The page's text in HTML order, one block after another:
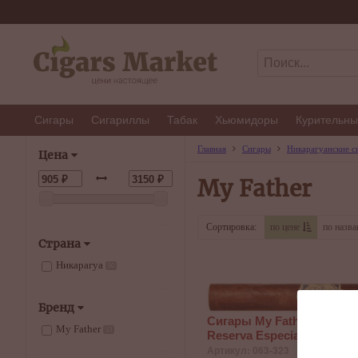
Сигары Сигариллы Табак Хьюмидоры
Цена
Страна
Никарагуа
Бренд
My Father
Главная Сигары Никарагуанские
My Father
Сортировка: по цене по
Сигары My Father Jaime
Reserva Especial Robusto